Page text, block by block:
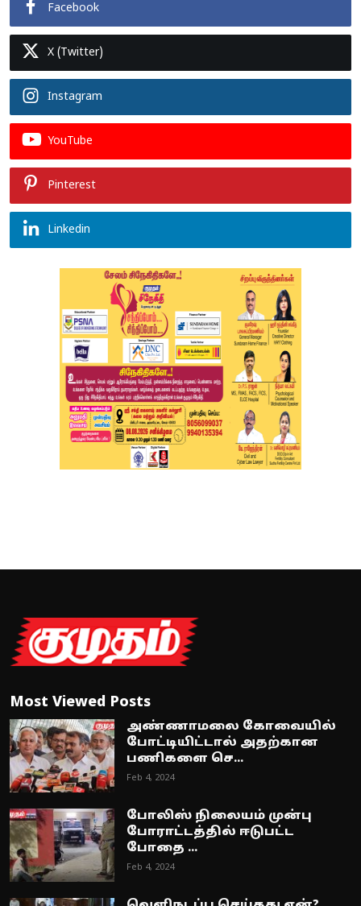
Facebook
X (Twitter)
Instagram
YouTube
Pinterest
Linkedin
Most Viewed Posts
அண்ணாமலை கோவையில்
போட்டியிட்டால் அதற்கான
பணிகளை செ...
Feb 4, 2024
போலிஸ் நிலையம் முன்பு
போராட்டத்தில் ஈடுபட்ட
போதை ...
Feb 4, 2024